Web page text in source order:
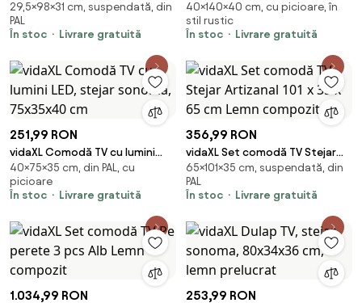
perete 2 pcs Alb Lucios 98 x 31 x
29,5 cm
29,5×98×31 cm, suspendată, din
PAL
În stoc
Livrare gratuită
140x40x40 cm, lemn masiv de
pin
40×140×40 cm, cu picioare, în
stil rustic
În stoc
Livrare gratuită
251,99 RON
vidaXL Comodă TV cu lumini
LED, stejar sonoma, 75x35x40
cm
40×75×35 cm, din PAL, cu
picioare
În stoc
Livrare gratuită
356,99 RON
vidaXL Set comodă TV Stejar
Artizanal 101 x 35 x 65 cm Lemn
compozit
65×101×35 cm, suspendată, din
PAL
În stoc
Livrare gratuită
1.034,99 RON 253,99 RON